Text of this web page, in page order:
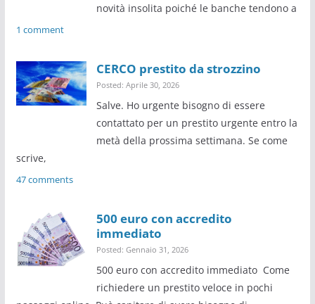
novità insolita poiché le banche tendono a
1 comment
CERCO prestito da strozzino
Posted: Aprile 30, 2026
Salve. Ho urgente bisogno di essere
contattato per un prestito urgente entro la
metà della prossima settimana. Se come
scrive,
47 comments
500 euro con accredito
immediato
Posted: Gennaio 31, 2026
500 euro con accredito immediato Come
richiedere un prestito veloce in pochi